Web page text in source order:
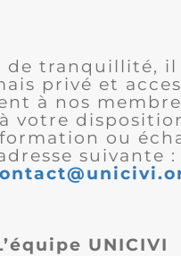
de tranquillité, il
privé et
à nos
votre
ou
suivante :
UNICIVI